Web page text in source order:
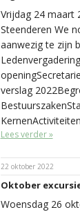
Vrijdag 24 maart
Steenderen We
aanwezig te zijn
verslag
Lees verder »
22 oktober 2022
Oktober
Woensdag 26